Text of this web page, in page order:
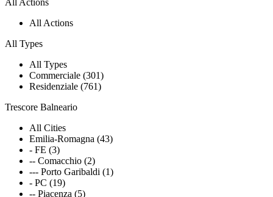
All Actions
All Types
All Types
Commerciale (301)
Residenziale (761)
Trescore Balneario
All Cities
Emilia-Romagna (43)
- FE (3)
-- Comacchio (2)
--- Porto Garibaldi (1)
- PC (19)
-- Piacenza (5)